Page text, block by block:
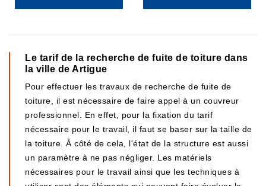
Le tarif de la recherche de fuite de toiture dans
la ville de Artigue
Pour effectuer les travaux de recherche de fuite de
toiture, il est nécessaire de faire appel à un couvreur
professionnel. En effet, pour la fixation du tarif
nécessaire pour le travail, il faut se baser sur la taille de
la toiture. À côté de cela, l'état de la structure est aussi
un paramètre à ne pas négliger. Les matériels
nécessaires pour le travail ainsi que les techniques à